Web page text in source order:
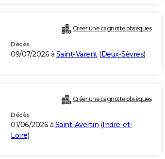
Créer une cagnotte obsèques
Décès
09/07/2026 à Saint-Varent(Deux-Sèvres)
Créer une cagnotte obsèques
Décès
01/06/2026 à Saint-Avertin (Indre-et-
Loire)